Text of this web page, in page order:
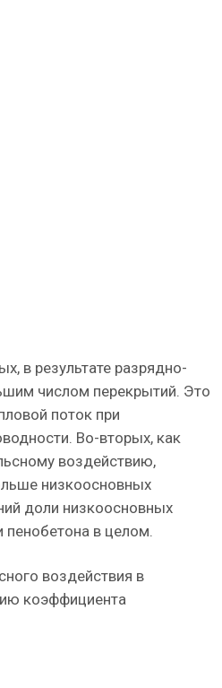
в результате разрядно-
числом перекрытий. Это
поток при
Во-вторых, как
воздействию,
низкоосновных
доли низкоосновных
пенобетона в целом.
воздействия в
коэффициента